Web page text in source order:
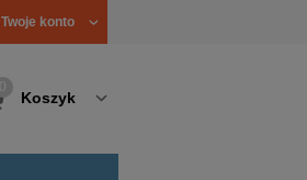
Twoje konto
Koszyk